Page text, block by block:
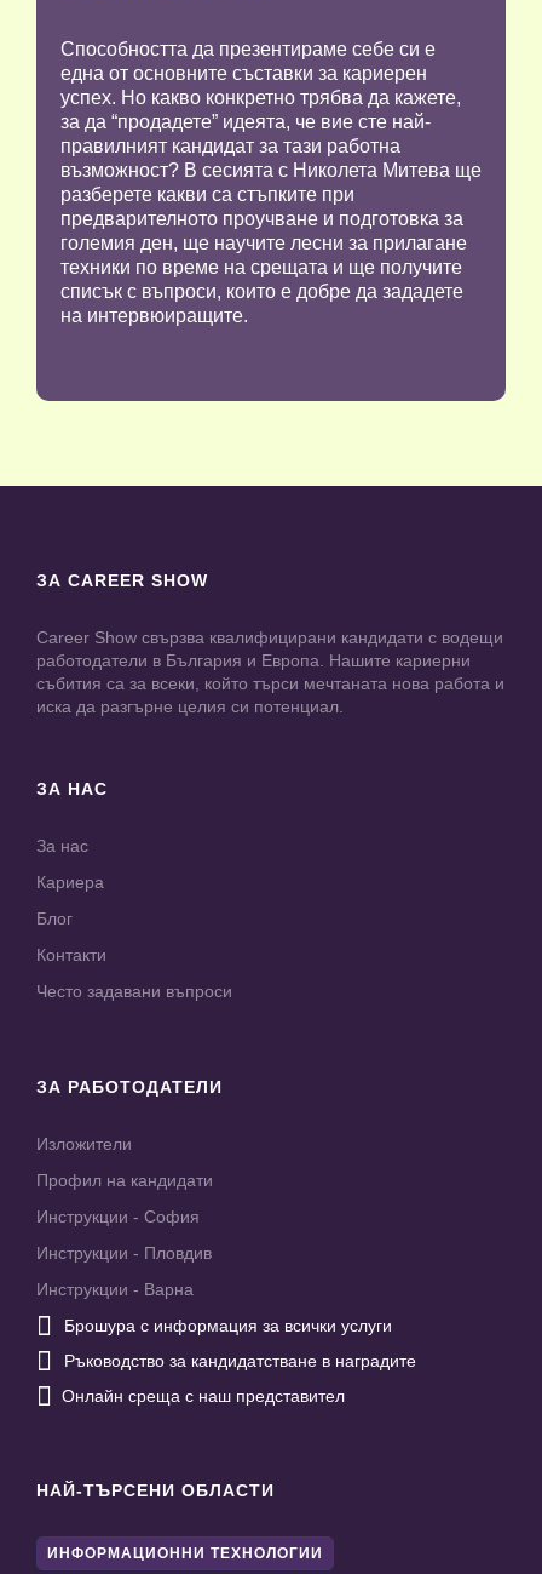
Способността да презентираме себе си е
една от основните съставки за кариерен
успех. Но какво конкретно трябва да кажете,
за да “продадете” идеята, че вие сте най-
правилният кандидат за тази работна
възможност? В сесията с Николета Митева ще
разберете какви са стъпките при
предварителното проучване и подготовка за
големия ден, ще научите лесни за прилагане
техники по време на срещата и ще получите
списък с въпроси, които е добре да зададете
на интервюиращите.
ЗА CAREER SHOW
Career Show свързва квалифицирани кандидати с водещи
работодатели в България и Европа. Нашите кариерни
събития са за всеки, който търси мечтаната нова работа и
иска да разгърне целия си потенциал.
ЗА НАС
За нас
Кариера
Блог
Контакти
Често задавани въпроси
ЗА РАБОТОДАТЕЛИ
Изложители
Профил на кандидати
Инструкции - София
Инструкции - Пловдив
Инструкции - Варна
 Брошура с информация за всички услуги
 Ръководство за кандидатстване в наградите
 Онлайн среща с наш представител
НАЙ-ТЪРСЕНИ ОБЛАСТИ
ИНФОРМАЦИОННИ ТЕХНОЛОГИИ